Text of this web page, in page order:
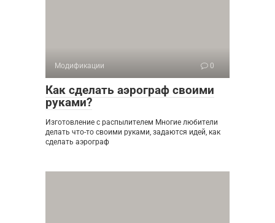
Модификации 0
Как сделать аэрограф своими
руками?
Изготовление с распылителем Многие любители
делать что-то своими руками, задаются идей, как
сделать аэрограф